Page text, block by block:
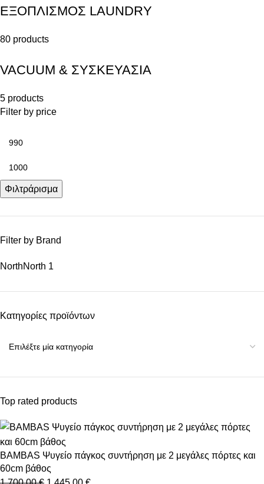
ΕΞΟΠΛΙΣΜΟΣ LAUNDRY
80 products
VACUUM & ΣΥΣΚΕΥΑΣΙΑ
5 products
Filter by price
Φιλτράρισμα
Filter by Brand
NorthNorth 1
Κατηγορίες προϊόντων
Top rated products
BAMBAS Ψυγείο πάγκος συντήρηση με 2 μεγάλες πόρτες και
60cm βάθος